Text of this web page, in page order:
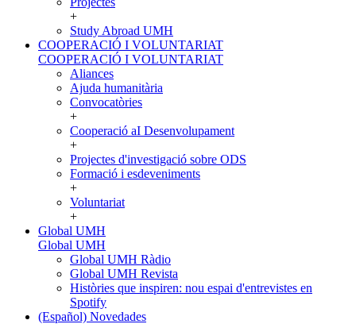
+
Study Abroad UMH
COOPERACIÓ I VOLUNTARIAT
COOPERACIÓ I VOLUNTARIAT
Aliances
Ajuda humanitària
Convocatòries
+
Cooperació aI Desenvolupament
+
Projectes d'investigació sobre ODS
Formació i esdeveniments
+
Voluntariat
+
Global UMH
Global UMH
Global UMH Ràdio
Global UMH Revista
Històries que inspiren: nou espai d'entrevistes en
Spotify
(Español) Novedades